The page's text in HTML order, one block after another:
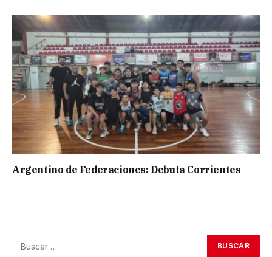
Argentino de Federaciones: Debuta Corrientes